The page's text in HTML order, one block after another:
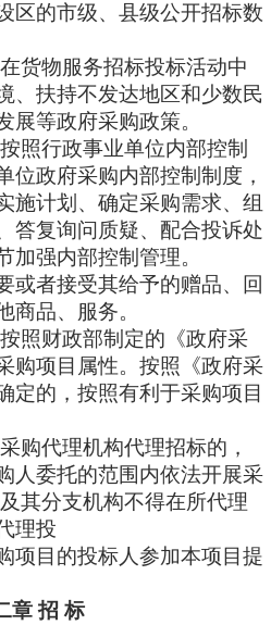
区的市级、县级公开招标数
货物服务招标投标活动中
、扶持不发达地区和少数民
展等政府采购政策。
照行政事业单位内部控制
位政府采购内部控制制度，
施计划、确定采购需求、组
答复询问质疑、配合投诉处
加强内部控制管理。
或者接受其给予的赠品、回
商品、服务。
照财政部制定的《政府采
购项目属性。按照《政府采
定的，按照有利于采购项目
购代理机构代理招标的，
人委托的范围内依法开展采
其分支机构不得在所代理
理投
项目的投标人参加本项目提
章 招 标